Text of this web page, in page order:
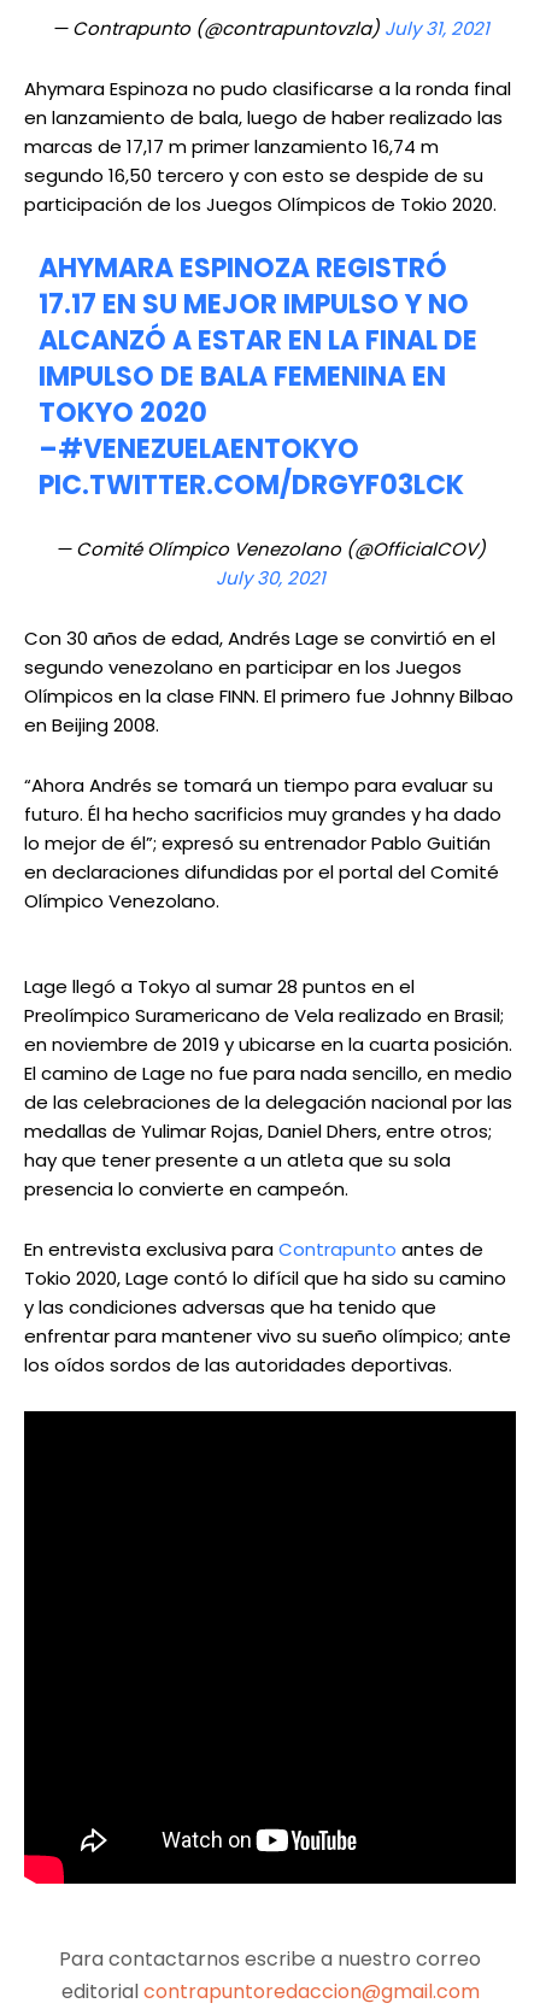
— Contrapunto (@contrapuntovzla) July 31, 2021
Ahymara Espinoza no pudo clasificarse a la ronda final
en lanzamiento de bala, luego de haber realizado las
marcas de 17,17 m primer lanzamiento 16,74 m
segundo 16,50 tercero y con esto se despide de su
participación de los Juegos Olímpicos de Tokio 2020.
AHYMARA ESPINOZA REGISTRÓ
17.17 EN SU MEJOR IMPULSO Y NO
ALCANZÓ A ESTAR EN LA FINAL DE
IMPULSO DE BALA FEMENINA EN
TOKYO 2020
–#VENEZUELAENTOKYO
PIC.TWITTER.COM/DRGYF03LCK
— Comité Olímpico Venezolano (@OfficialCOV)
July 30, 2021
Con 30 años de edad, Andrés Lage se convirtió en el
segundo venezolano en participar en los Juegos
Olímpicos en la clase FINN. El primero fue Johnny Bilbao
en Beijing 2008.
“Ahora Andrés se tomará un tiempo para evaluar su
futuro. Él ha hecho sacrificios muy grandes y ha dado
lo mejor de él”; expresó su entrenador Pablo Guitián
en declaraciones difundidas por el portal del Comité
Olímpico Venezolano.
Lage llegó a Tokyo al sumar 28 puntos en el
Preolímpico Suramericano de Vela realizado en Brasil;
en noviembre de 2019 y ubicarse en la cuarta posición.
El camino de Lage no fue para nada sencillo, en medio
de las celebraciones de la delegación nacional por las
medallas de Yulimar Rojas, Daniel Dhers, entre otros;
hay que tener presente a un atleta que su sola
presencia lo convierte en campeón.
En entrevista exclusiva paraContrapunto antes de
Tokio 2020, Lage contó lo difícil que ha sido su camino
y las condiciones adversas que ha tenido que
enfrentar para mantener vivo su sueño olímpico; ante
los oídos sordos de las autoridades deportivas.
Para contactarnos escribe a nuestro correo
editorialcontrapuntoredaccion@gmail.com